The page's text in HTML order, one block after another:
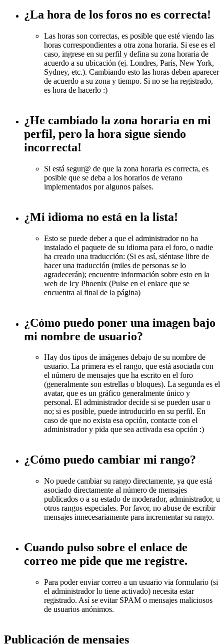
¿La hora de los foros no es correcta!
Las horas son correctas, es posible que esté viendo las
horas correspondientes a otra zona horaria. Si ese es el
caso, ingrese en su perfil y defina su zona horaria de
acuerdo a su ubicación (ej. Londres, París, New York,
Sydney, etc.). Cambiando esto las horas deben aparecer
de acuerdo a su zona y tiempo. Si no se ha registrado,
es hora de hacerlo :)
¿He cambiado la zona horaria en mi
perfil, pero la hora sigue siendo
incorrecta!
Si está segur@ de que la zona horaria es correcta, es
posible que se deba a los horarios de verano
implementados por algunos países.
¿Mi idioma no está en la lista!
Esto se puede deber a que el administrador no ha
instalado el paquete de su idioma para el foro, o nadie
ha creado una traducción: (Si es así, siéntase libre de
hacer una traducción (miles de personas se lo
agradecerán); encuentre información sobre esto en la
web de Icy Phoenix (Pulse en el enlace que se
encuentra al final de la página)
¿Cómo puedo poner una imagen bajo
mi nombre de usuario?
Hay dos tipos de imágenes debajo de su nombre de
usuario. La primera es el rango, que está asociada con
el número de mensajes que ha escrito en el foro
(generalmente son estrellas o bloques). La segunda es el
avatar, que es un gráfico generalmente único y
personal. El administrador decide si se pueden usar o
no; si es posible, puede introducirlo en su perfil. En
caso de que no exista esa opción, contacte con el
administrador y pida que sea activada esa opción :)
¿Cómo puedo cambiar mi rango?
No puede cambiar su rango directamente, ya que está
asociado directamente al número de mensajes
publicados o a su estado de moderador, administrador, u
otros rangos especiales. Por favor, no abuse de escribir
mensajes innecesariamente para incrementar su rango.
Cuando pulso sobre el enlace de
correo me pide que me registre.
Para poder enviar correo a un usuario via formulario (si
el administrador lo tiene activado) necesita estar
registrado. Así se evitar SPAM o mensajes maliciosos
de usuarios anónimos.
Publicación de mensajes